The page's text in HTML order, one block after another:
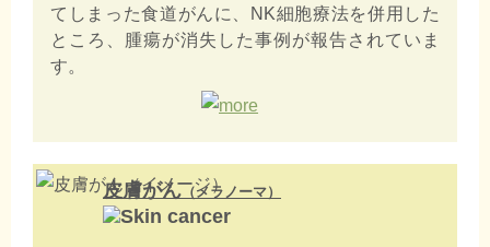
てしまった食道がんに、NK細胞療法を併用した
ところ、腫瘍が消失した事例が報告されていま
す。
皮膚がん （メラノーマ）